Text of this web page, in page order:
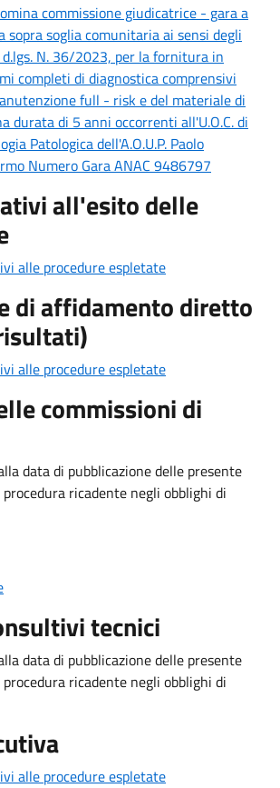
commissione giudicatrice - gara a
sopra soglia comunitaria ai sensi degli
N. 36/2023, per la fornitura in
completi di diagnostica comprensivi
full - risk e del materiale di
durata di 5 anni occorrenti all'U.O.C. di
Patologica dell'A.O.U.P. Paolo
Numero Gara ANAC 9486797
all'esito delle
alle procedure espletate
di affidamento diretto
alle procedure espletate
commissioni di
data di pubblicazione delle presente
procedura ricadente negli obblighi di
tecnici
data di pubblicazione delle presente
procedura ricadente negli obblighi di
alle procedure espletate